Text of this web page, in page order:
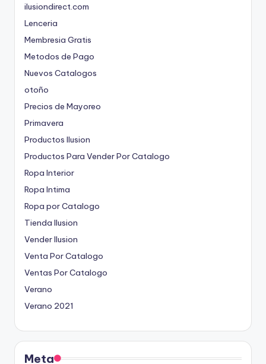
ilusiondirect.com
Lenceria
Membresia Gratis
Metodos de Pago
Nuevos Catalogos
otoño
Precios de Mayoreo
Primavera
Productos Ilusion
Productos Para Vender Por Catalogo
Ropa Interior
Ropa Intima
Ropa por Catalogo
Tienda Ilusion
Vender Ilusion
Venta Por Catalogo
Ventas Por Catalogo
Verano
Verano 2021
Meta